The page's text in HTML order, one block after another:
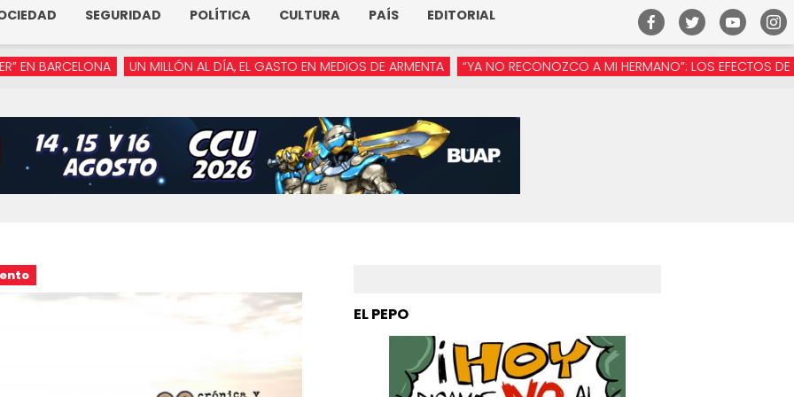
SEGURIDAD POLÍTICA CULTURA PAÍS
EDITORIAL
UN MILLÓN AL DÍA, EL GASTO EN MEDIOS DE ARMENTA “YA NO RECONOZCO A MI HERMANO”: LOS EFECTOS DE LA
EL PEPO